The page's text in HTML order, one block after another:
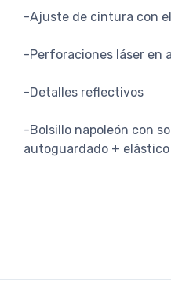
-Ajuste de cintura con
-Perforaciones láser en
-Detalles reflectivos
-Bolsillo napoleón con
autoguardado +